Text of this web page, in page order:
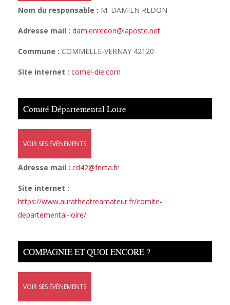
Nom du responsable : M. DAMIEN REDON
Adresse mail : damienredon@laposte.net
Commune : COMMELLE-VERNAY 42120
Site internet : comel-die.com
Comité Départemental Loire
VOIR SES ÉVÈNEMENTS
Adresse mail : cd42@fncta.fr
Site internet :
https://www.auratheatreamateur.fr/comite-
departemental-loire/
COMPAGNIE ET QUOI ENCORE ?
VOIR SES ÉVÈNEMENTS